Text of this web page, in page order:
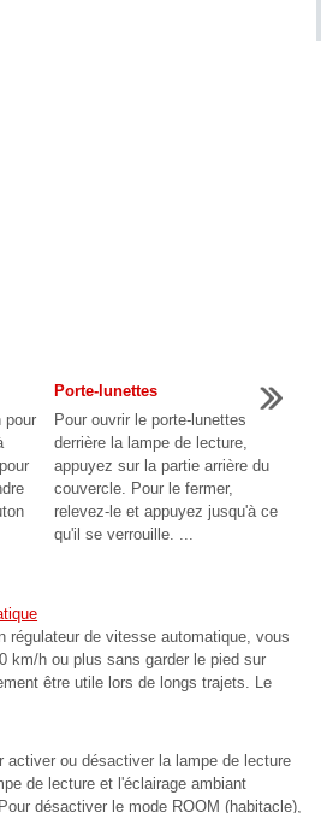
pour
Porte-lunettes
Pour ouvrir le porte-lunettes
derrière la lampe de lecture,
appuyez sur la partie arrière du
couvercle. Pour le fermer,
relevez-le et appuyez jusqu'à ce
qu'il se verrouille. ...
régulateur de vitesse automatique, vous
km/h ou plus sans garder le pied sur
être utile lors de longs trajets. Le
activer ou désactiver la lampe de lecture
de lecture et l'éclairage ambiant
désactiver le mode ROOM (habitacle),